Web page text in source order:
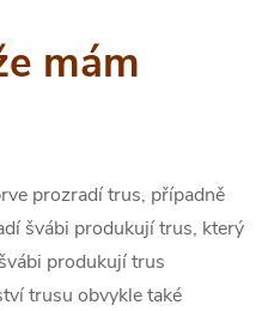
mám
prozradí trus, případně
švábi produkují trus, který
produkují trus
trusu obvykle také